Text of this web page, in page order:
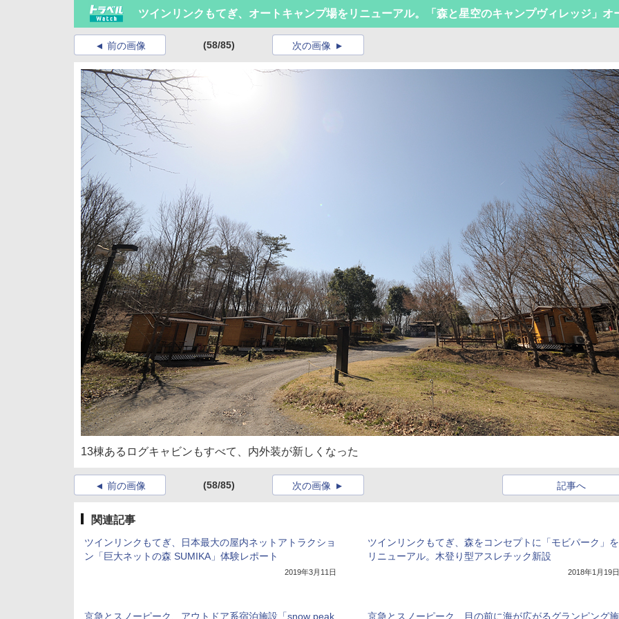
ツインリンクもてぎ、オートキャンプ場をリニューアル。「森と星空のキャンプヴィレッジ」オ
前の画像 (58/85) 次の画像
13棟あるログキャビンもすべて、内外装が新しくなった
前の画像 (58/85) 記事へ
次の画像
関連記事
ツインリンクもてぎ、日本最大の屋内ネットアトラクショ
ン「巨大ネットの森 SUMIKA」体験レポート
2019年3月11日
ツインリンクもてぎ、森をコンセプトに「モビパーク」を
リニューアル。木登り型アスレチック新設
2018年1月19日
京急とスノーピーク、アウトドア系宿泊施設「snow peak 京急とスノーピーク、目の前に海が広がるグランピング施